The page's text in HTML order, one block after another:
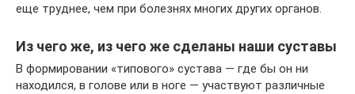
еще труднее, чем при болезнях многих других органов.
Из чего же, из чего же сделаны наши суставы
В формировании «типового» сустава — где бы он ни
находился, в голове или в ноге — участвуют различные